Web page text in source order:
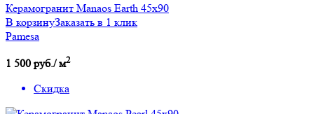
Керамогранит Manaos Earth 45x90
В корзинуЗаказать в 1 клик
Pamesa
1 500 руб./ м2
Скидка